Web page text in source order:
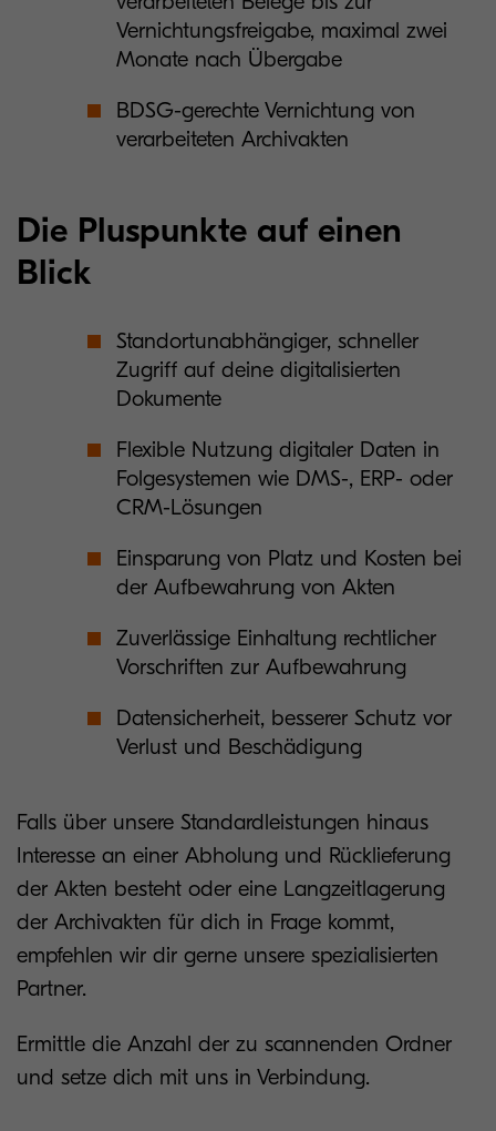
Vernichtungsfreigabe, maximal zwei
Monate nach Übergabe
BDSG-gerechte Vernichtung von
verarbeiteten Archivakten
Die Pluspunkte auf einen
Blick
Standortunabhängiger, schneller
Zugriff auf deine digitalisierten
Dokumente
Flexible Nutzung digitaler Daten in
Folgesystemen wie DMS-, ERP- oder
CRM-Lösungen
Einsparung von Platz und Kosten bei
der Aufbewahrung von Akten
Zuverlässige Einhaltung rechtlicher
Vorschriften zur Aufbewahrung
Datensicherheit, besserer Schutz vor
Verlust und Beschädigung
Falls über unsere Standardleistungen hinaus
Interesse an einer Abholung und Rücklieferung
der Akten besteht oder eine Langzeitlagerung
der Archivakten für dich in Frage kommt,
empfehlen wir dir gerne unsere spezialisierten
Partner.
Ermittle die Anzahl der zu scannenden Ordner
und setze dich mit uns in Verbindung.